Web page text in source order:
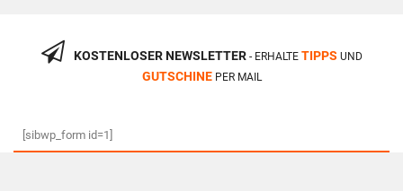
KOSTENLOSER NEWSLETTER- ERHALTE TIPPS UND
GUTSCHINEPER MAIL
[sibwp_form id=1]